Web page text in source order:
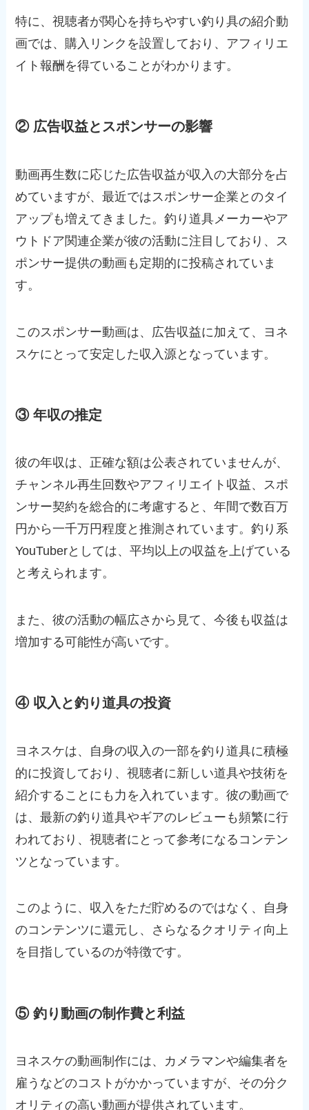
特に、視聴者が関心を持ちやすい釣り具の紹介動
画では、購入リンクを設置しており、アフィリエ
イト報酬を得ていることがわかります。
② 広告収益とスポンサーの影響
動画再生数に応じた広告収益が収入の大部分を占
めていますが、最近ではスポンサー企業とのタイ
アップも増えてきました。釣り道具メーカーやア
ウトドア関連企業が彼の活動に注目しており、ス
ポンサー提供の動画も定期的に投稿されていま
す。
このスポンサー動画は、広告収益に加えて、ヨネ
スケにとって安定した収入源となっています。
③ 年収の推定
彼の年収は、正確な額は公表されていませんが、
チャンネル再生回数やアフィリエイト収益、スポ
ンサー契約を総合的に考慮すると、年間で数百万
円から一千万円程度と推測されています。釣り系
YouTuberとしては、平均以上の収益を上げている
と考えられます。
また、彼の活動の幅広さから見て、今後も収益は
増加する可能性が高いです。
④ 収入と釣り道具の投資
ヨネスケは、自身の収入の一部を釣り道具に積極
的に投資しており、視聴者に新しい道具や技術を
紹介することにも力を入れています。彼の動画で
は、最新の釣り道具やギアのレビューも頻繁に行
われており、視聴者にとって参考になるコンテン
ツとなっています。
このように、収入をただ貯めるのではなく、自身
のコンテンツに還元し、さらなるクオリティ向上
を目指しているのが特徴です。
⑤ 釣り動画の制作費と利益
ヨネスケの動画制作には、カメラマンや編集者を
雇うなどのコストがかかっていますが、その分ク
オリティの高い動画が提供されています。